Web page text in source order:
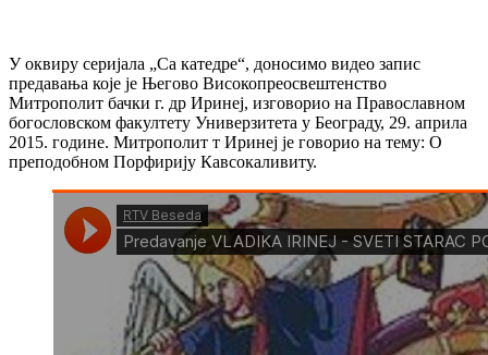
У оквиру серијала „Са катедре“, доносимо видео запис
предавања које је Његово Високопреосвештенство
Митрополит бачки г. др Иринеј, изговорио на Православном
богословском факултету Универзитета у Београду, 29. априла
2015. године. Митрополит т Иринеј је говорио на тему: О
преподобном Порфирију Кавсокаливиту.